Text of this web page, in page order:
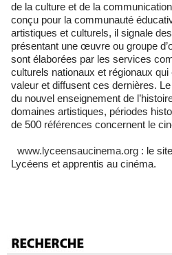
de la culture et de la
conçu pour la communauté
artistiques et culturels, il signale
présentant une œuvre ou groupe
sont élaborées par les services
culturels nationaux et régionaux
valeur et diffusent ces dernières.
du nouvel enseignement de
domaines artistiques, périodes
de 500 références concernent le
www.lyceensaucinema.org : le
Lycéens et apprentis au cinéma.